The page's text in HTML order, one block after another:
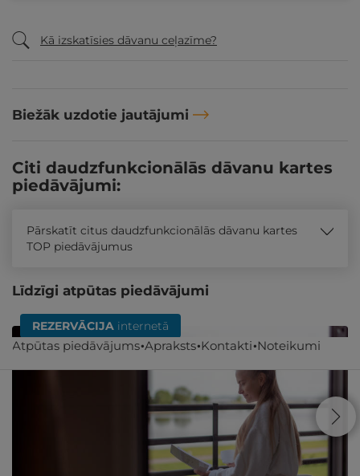
Kā izskatīsies dāvanu ceļazīme?
Biežāk uzdotie jautājumi
Atpūtas piedāvājums Apraksts Kontakti Noteikumi
Citi daudzfunkcionālās dāvanu kartes
piedāvājumi:
Pārskatīt citus daudzfunkcionālās dāvanu kartes
TOP piedāvājumus
Līdzīgi atpūtas piedāvājumi
REZERVĀCIJA internetā